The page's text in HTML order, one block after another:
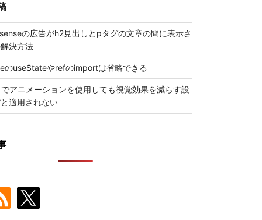
の広告がh2見出しとpタグの文章の間に表示さ
決方法
のuseStateやrefのimportは省略できる
アニメーションを使用しても視覚効果を減らす設
適用されない